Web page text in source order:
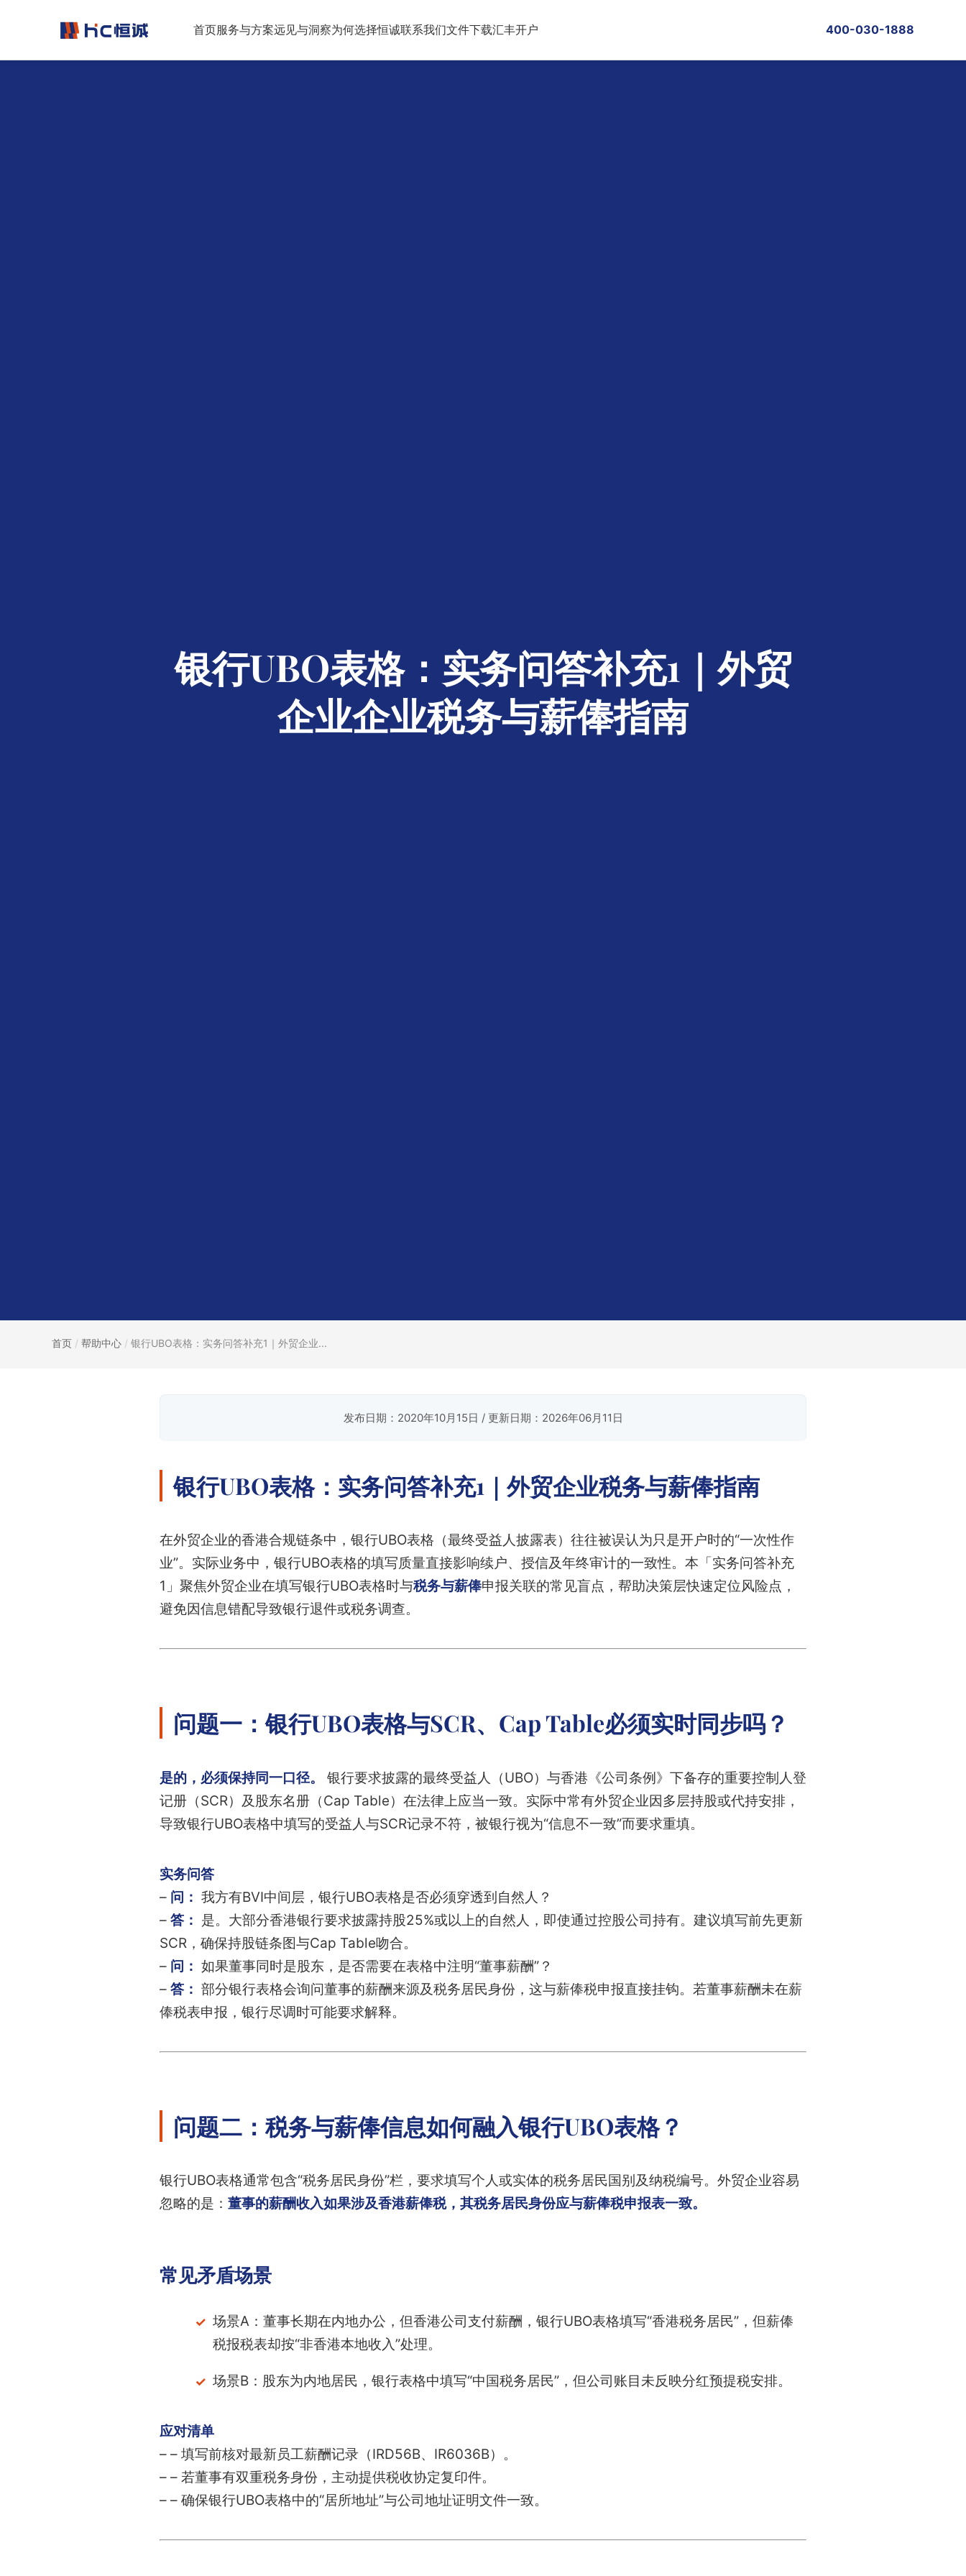
首页服务与方案远见与洞察为何选择恒诚联系我们文件下载汇丰开户 400-030-1888
银行UBO表格：实务问答补充1｜外贸
企业企业税务与薪俸指南
首页 / 帮助中心 / 银行UBO表格：实务问答补充1｜外贸企业...
发布日期：2020年10月15日 / 更新日期：2026年06月11日
银行UBO表格：实务问答补充1｜外贸企业税务与薪俸指南
在外贸企业的香港合规链条中，银行UBO表格（最终受益人披露表）往往被误认为只是开户时的“一次性作
业”。实际业务中，银行UBO表格的填写质量直接影响续户、授信及年终审计的一致性。本「实务问答补充
1」聚焦外贸企业在填写银行UBO表格时与税务与薪俸申报关联的常见盲点，帮助决策层快速定位风险点，
避免因信息错配导致银行退件或税务调查。
问题一：银行UBO表格与SCR、Cap Table必须实时同步吗？
是的，必须保持同一口径。
银行要求披露的最终受益人（UBO）与香港《公司条例》下备存的重要控制人登
记册（SCR）及股东名册（Cap Table）在法律上应当一致。实际中常有外贸企业因多层持股或代持安排，
导致银行UBO表格中填写的受益人与SCR记录不符，被银行视为“信息不一致”而要求重填。
实务问答
– 问： 我方有BVI中间层，银行UBO表格是否必须穿透到自然人？
– 答： 是。大部分香港银行要求披露持股25%或以上的自然人，即使通过控股公司持有。建议填写前先更新
SCR，确保持股链条图与Cap Table吻合。
– 问： 如果董事同时是股东，是否需要在表格中注明“董事薪酬”？
– 答： 部分银行表格会询问董事的薪酬来源及税务居民身份，这与薪俸税申报直接挂钩。若董事薪酬未在薪
俸税表申报，银行尽调时可能要求解释。
问题二：税务与薪俸信息如何融入银行UBO表格？
银行UBO表格通常包含“税务居民身份”栏，要求填写个人或实体的税务居民国别及纳税编号。外贸企业容易
忽略的是： 董事的薪酬收入如果涉及香港薪俸税，其税务居民身份应与薪俸税申报表一致。
常见矛盾场景
场景A：董事长期在内地办公，但香港公司支付薪酬，银行UBO表格填写“香港税务居民”，但薪俸
税报税表却按“非香港本地收入”处理。
场景B：股东为内地居民，银行表格中填写“中国税务居民”，但公司账目未反映分红预提税安排。
应对清单
– – 填写前核对最新员工薪酬记录（IRD56B、IR6036B）。
– – 若董事有双重税务身份，主动提供税收协定复印件。
– – 确保银行UBO表格中的“居所地址”与公司地址证明文件一致。